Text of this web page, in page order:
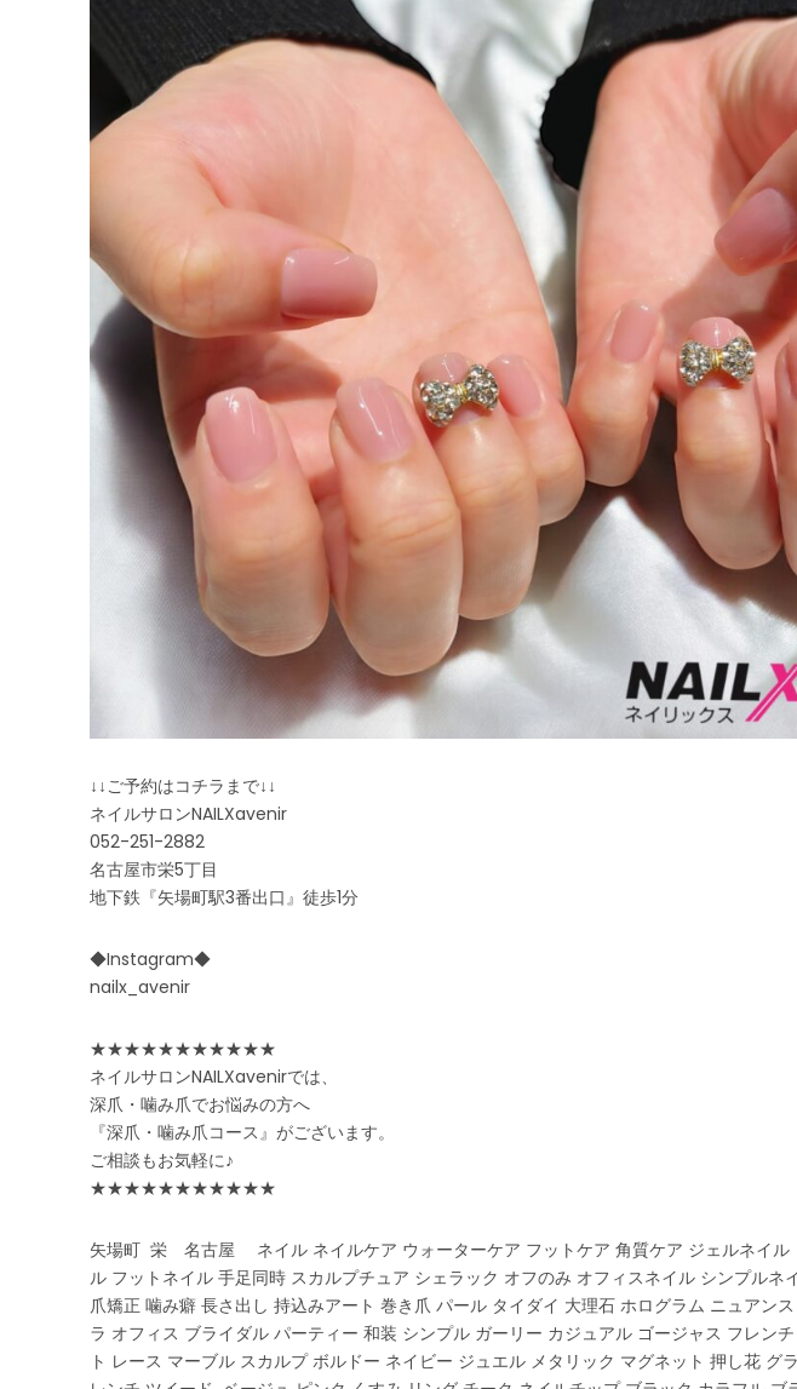
↓↓ご予約はコチラまで↓↓
ネイルサロンNAILXavenir
052-251-2882
名古屋市栄5丁目
地下鉄『矢場町駅3番出口』徒歩1分
◆Instagram◆
nailx_avenir
★★★★★★★★★★★
ネイルサロンNAILXavenirでは、
深爪・噛み爪でお悩みの方へ
『深爪・噛み爪コース』がございます。
ご相談もお気軽に♪
★★★★★★★★★★★
矢場町 栄 名古屋 ネイル ネイルケア ウォーターケア フットケア 角質ケア ジェルネイル
ル フットネイル 手足同時 スカルプチュア シェラック オフのみ オフィスネイル シンプルネ
爪矯正 噛み癖 長さ出し 持込みアート 巻き爪 パール タイダイ 大理石 ホログラム ニュアン
ラ オフィス ブライダル パーティー 和装 シンプル ガーリー カジュアル ゴージャス フレン
ト レース マーブル スカルプ ボルドー ネイビー ジュエル メタリック マグネット 押し花 グ